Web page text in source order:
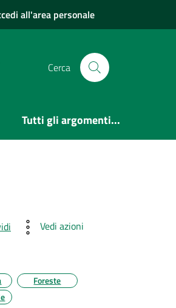
all'area personale
Cerca
Tutti gli argomenti...
Vedi azioni
Foreste